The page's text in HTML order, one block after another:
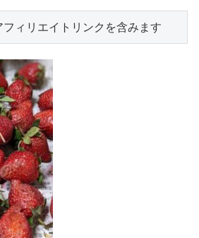
リエイトリンクを含みます